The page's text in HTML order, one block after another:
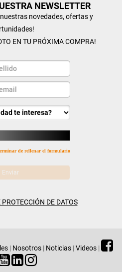
NEWSLETTER
nuestras novedades, ofertas y
EN TU PRÓXIMA COMPRA!
de rellenar el formulario
DE DATOS
| Nosotros | Noticias |Videos |